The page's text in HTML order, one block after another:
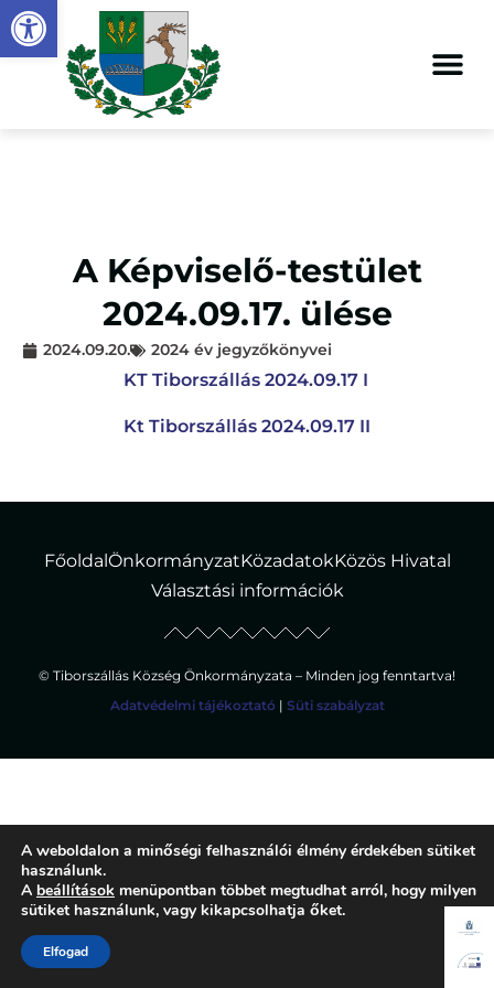
Eszköztár megnyitása
A Képviselő-testület
2024.09.17. ülése
2024.09.20. 2024 év jegyzőkönyvei
KT Tiborszállás 2024.09.17 I
Kt Tiborszállás 2024.09.17 II
FőoldalÖnkormányzatKözadatokKözös Hivatal
Választási információk
© Tiborszállás Község Önkormányzata – Minden jog fenntartva!
Adatvédelmi tájékoztató | Süti szabályzat
A weboldalon a minőségi felhasználói élmény érdekében sütiket
használunk.
A beállítások menüpontban többet megtudhat arról, hogy milyen
sütiket használunk, vagy kikapcsolhatja őket.
Elfogad